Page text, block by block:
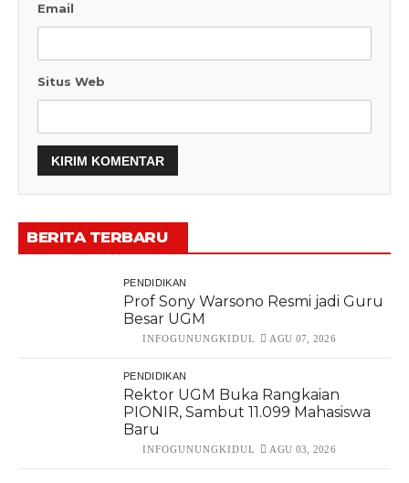
Email
Situs Web
BERITA TERBARU
PENDIDIKAN
Prof Sony Warsono Resmi jadi Guru
Besar UGM
INFOGUNUNGKIDUL AGU 07, 2026
PENDIDIKAN
Rektor UGM Buka Rangkaian
PIONIR, Sambut 11.099 Mahasiswa
Baru
INFOGUNUNGKIDUL AGU 03, 2026